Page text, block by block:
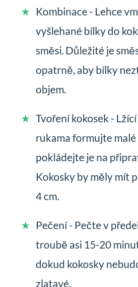
Kombinace - Lehce
vyšlehané bílky do
směsi. Důležité je
opatrně, aby bílky
objem.
Tvoření kokosek -
rukama formujte
pokládejte je na
Kokosky by měly mít
4 cm.
Pečení - Pečte v
troubě asi 15-20
dokud kokosky
zlatavé.